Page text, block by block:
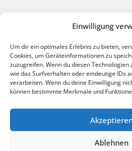
Einwilligung
Um dir ein optimales Erlebnis zu bieten,
Cookies, um Geräteinformationen zu
zuzugreifen. Wenn du diesen
wie das Surfverhalten oder eindeutige IDs
verarbeiten. Wenn du deine Einwilligung
können bestimmte Merkmale und
Ablehnen
AGB
FOLLOW